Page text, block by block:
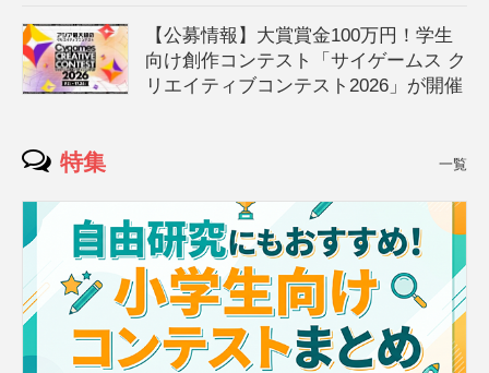
【公募情報】大賞賞金100万円！学生
向け創作コンテスト「サイゲームス ク
リエイティブコンテスト2026」が開催
特集 一覧